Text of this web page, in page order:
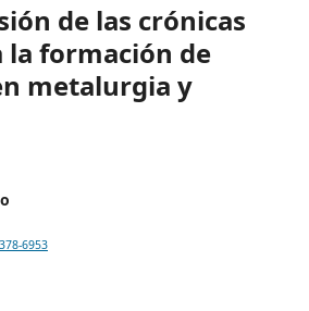
de las crónicas
la formación de
metalurgia y
6953